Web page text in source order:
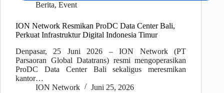
Berita, Event
ION Network Resmikan ProDC Data Center Bali,
Perkuat Infrastruktur Digital Indonesia Timur
Denpasar, 25 Juni 2026 – ION Network (PT
Parsaoran Global Datatrans) resmi mengoperasikan
ProDC Data Center Bali sekaligus meresmikan
kantor…
ION Network
Juni 25, 2026